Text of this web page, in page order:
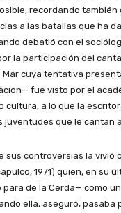
recordando también
a las batallas que ha
debatió con el
la participación del
Mar cuya tentativa
fue visto por el
cultura, a lo que la
juventudes que le cantan
sus controversias la vivió
1971) quien, en su
de la Cerda— como
ella, aseguró, pasaba